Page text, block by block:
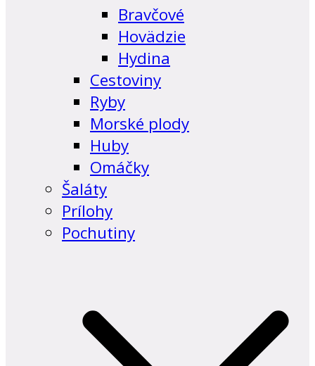
Bravčové
Hovädzie
Hydina
Cestoviny
Ryby
Morské plody
Huby
Omáčky
Šaláty
Prílohy
Pochutiny